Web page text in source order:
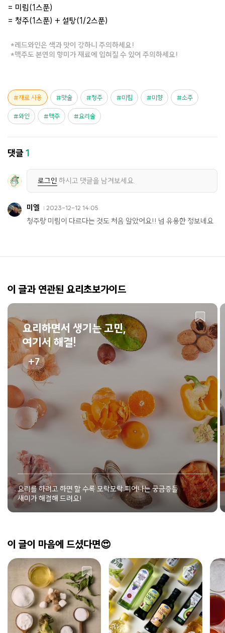
= 미림(1스푼)
= 청주(1스푼) + 설탕(1/2스푼)
*레드와인은 색과 맛이 강하니 주의하세요!
*맥주도 본연의 향미가 재료에 입혀질 수 있어 주의하세요!
재료 사용 맛술 청주 미림 미향 소주
와인 맥주 요리술
댓글1
로그인 하시고 댓글을 남겨보세요.
미엘 2023-12-12 14:05
청주랑 미림이 다르다는 것도 처음 알았어요!! 넘 유용한 정보네요
이 글과 연관된 요리초보가이드
요리하면서 생기는 고민,
여기서 해결!
7
요리를 하려고 하면 할 수록 모락모락 피어나는 궁금증들
새미가 해결해 드려요!
이 글이 마음에 드셨다면😍